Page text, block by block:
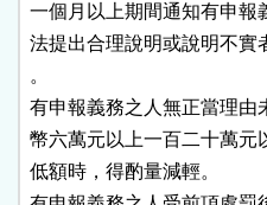
一個月以上期間通知有申報
法提出合理說明或說明不實
。
有申報義務之人無正當理由
幣六萬元以上一百二十萬元
低額時，得酌量減輕。